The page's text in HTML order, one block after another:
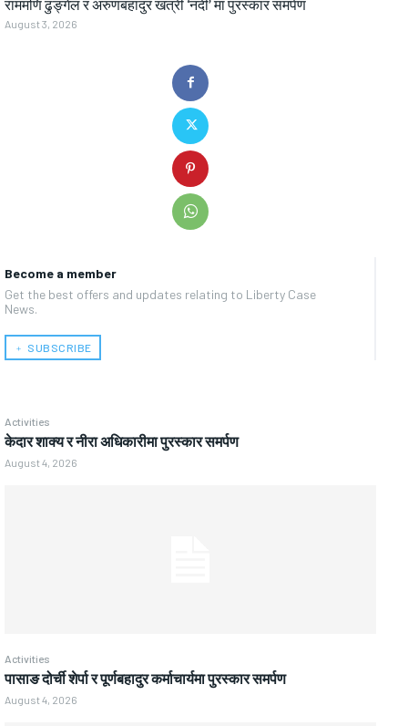
Become a member
Get the best offers and updates relating to Liberty Case
News.
﹢ SUBSCRIBE
Activities
केदार शाक्य र नीरा अधिकारीमा पुरस्कार समर्पण
August 4, 2026
Activities
पासाङ दोर्ची शेर्पा र पूर्णबहादुर कर्माचार्यमा पुरस्कार समर्पण
August 4, 2026
August 3, 2026